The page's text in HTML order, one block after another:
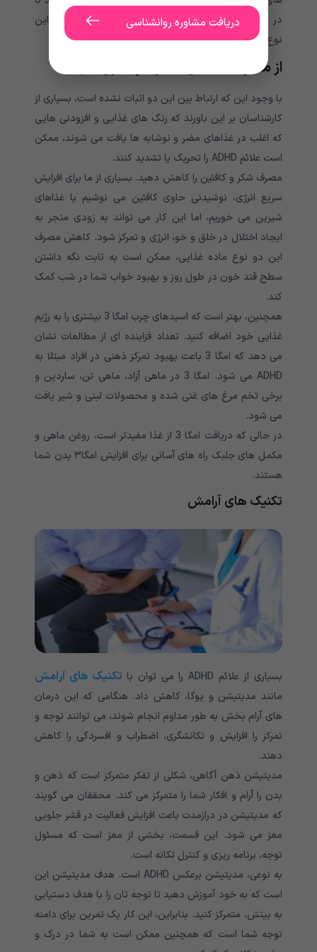
در عین کاهش بیش فعالی، هوشیار تر شوید. همچنین، این
نوع غذاها، به شما انرژی پایدار و کم نوسان می دهند.
از مصرف غذاهای مضر خودداری کنید.
با وجود این که ارتباط بین این دو اثبات نشده است، بسیاری از
کارشناسان بر این باورند که رنگ های غذایی و افزودنی هایی
که اغلب در غذاهای مضر و نوشابه ها یافت می شوند، ممکن
است علائم ADHD را تحریک یا تشدید کنند.
مصرف شکر و کافئین را کاهش دهید. بسیاری از ما برای افزایش
سریع انرژی، نوشیدنی حاوی کافئین می نوشیم یا غذاهای
شیرین می خوریم، اما این کار می تواند به زودی منجر به
ایجاد اختلال در خلق و خو، انرژی و تمرکز شود. کاهش مصرف
این دو نوع ماده غذایی، ممکن است به ثابت نگه داشتن
سطح قند خون در طول روز و بهبود خواب شما در شب کمک
کند.
همچنین، بهتر است که اسیدهای چرب امگا 3 بیشتری را به رژیم
غذایی خود اضافه کنید. تعداد فزاینده ای از مطالعات نشان
می دهد که امگا 3 باعث بهبود تمرکز ذهنی در افراد مبتلا به
ADHD می شود. امگا 3 در ماهی آزاد، ماهی تن، ساردین و
برخی تخم مرغ های غنی شده و محصولات لبنی و شیر یافت
می شود.
در حالی که دریافت امگا 3 از غذا مفیدتر است، روغن ماهی و
مکمل های جلبک راه های آسانی برای افزایش امگا۳ بدن شما
هستند.
تکنیک های آرامش
بسیاری از علائم ADHD را می توان با تکنیک های آرامش
مانند مدیتیشن و یوگا، کاهش داد. هنگامی که این درمان
‌های آرام‌ بخش به‌ طور مداوم انجام شوند، می ‌توانند توجه و
تمرکز را افزایش و تکانشگری، اضطراب و افسردگی را کاهش
دهند.
مدیتیشن ذهن آگاهی، شکلی از تفکر متمرکز است که ذهن و
بدن را آرام و افکار شما را متمرکز می کند. محققان می گویند
که مدیتیشن در درازمدت باعث افزایش فعالیت در قشر جلویی
مغز می شود. این قسمت، بخشی از مغز است که مسئول
توجه، برنامه ریزی و کنترل تکانه است.
به نوعی، مدیتیشن برعکس ADHD است. هدف مدیتیشن این
است که به خود آموزش دهید تا توجه تان را با هدف دستیابی
به بینش، متمرکز کنید. بنابراین، این کار یک تمرین برای دامنه
توجه شما است که همچنین ممکن است به شما در درک و
دریافت مشاوره روانشناسی